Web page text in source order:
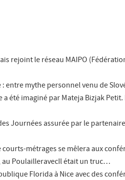
rejoint le réseau MAIPO
entre mythe personnel venu de
été imaginé par Mateja Bizjak Petit.
Journées assurée par le
métrages se mêlera aux
au PoulailleravecIl était un truc…
Florida à Nice avec des